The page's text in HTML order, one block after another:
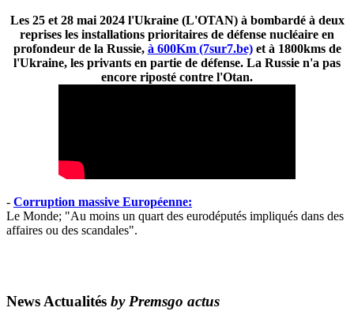
Les 25 et 28 mai 2024 l'Ukraine (L'OTAN) à bombardé à deux
reprises les installations prioritaires de défense nucléaire en
profondeur de la Russie, à 600Km (7sur7.be)et à 1800kms de
l'Ukraine, les privants en partie de défense. La Russie n'a pas
encore riposté contre l'Otan.
- Corruption massive Européenne:
Le Monde; "Au moins un quart des eurodéputés impliqués dans des
affaires ou des scandales".
News Actualités by Premsgo actus